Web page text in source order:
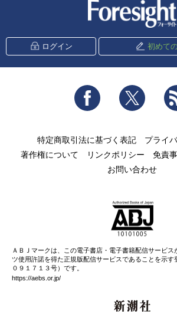
ログイン 初めて
Facebook Twitter
特定商取引法に基づく表記
プライ
著作権について
リンクポリシー 免責
お問い合わせ
ＡＢＪマークは、この電子書店・電子書籍配信サービス
ツ使用許諾を得た正規版配信サービスであることを示す
０９１７１３号）です。
https://aebs.or.jp/